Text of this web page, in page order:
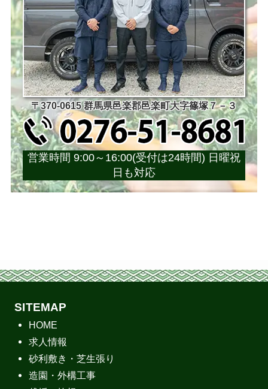
〒370-0615 群馬県邑楽郡邑楽町大字篠塚７－３
営業時間 9:00～16:00(受付は24時間) 日曜祝
日も対応
SITEMAP
HOME
求人情報
砂利敷き・芝生張り
造園・外構工事